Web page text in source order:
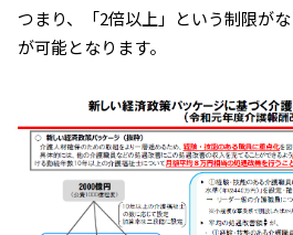
つまり、「2倍以上」という制限が
が可能となります。